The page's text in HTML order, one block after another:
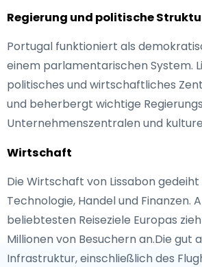
Regierung und politische
Portugal funktioniert als
einem parlamentarischen System.
politisches und wirtschaftliches
und beherbergt wichtige
Unternehmenszentralen und
Wirtschaft
Die Wirtschaft von Lissabon
Technologie, Handel und Finanzen.
beliebtesten Reiseziele Europas
Millionen von Besuchern an.Die gut
Infrastruktur, einschließlich des